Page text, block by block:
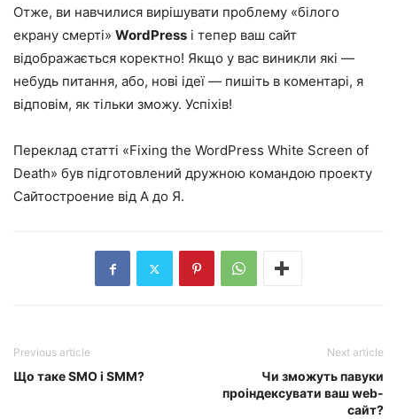
Отже, ви навчилися вирішувати проблему «білого
екрану смерті» WordPress і тепер ваш сайт
відображається коректно! Якщо у вас виникли які —
небудь питання, або, нові ідеї — пишіть в коментарі, я
відповім, як тільки зможу. Успіхів!
Переклад статті «Fixing the WordPress White Screen of
Death» був підготовлений дружною командою проекту
Сайтостроение від А до Я.
Previous article
Що таке SMO і SMM?
Next article
Чи зможуть павуки
проіндексувати ваш web-
сайт?